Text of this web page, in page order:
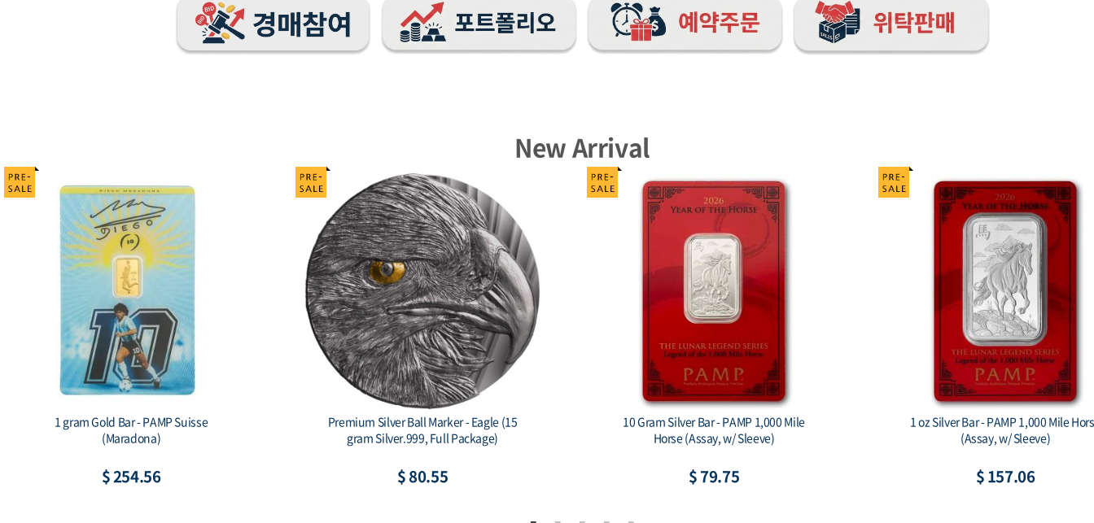
New Arrival
2026 Australia 1 kilo Silver Lunar Horse
BU (Series III) Color
$ 2,592.33
Scottsdale Mint Some Bunny Loves You 1
oz Silver Colorized Bar
$ 82.73
China 2026 - China Dragon Ag999 1 oz BU
$ 85.86
Australian Koala 2026 1 Kilo Silver
Coin
$ 2,491.54